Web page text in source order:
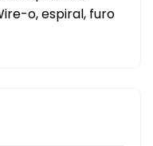
o, espiral, furo